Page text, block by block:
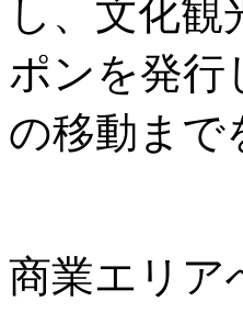
し、文化
ポンを発行
の移動まで
商業エリア